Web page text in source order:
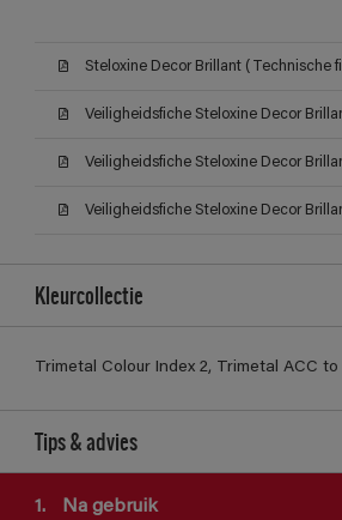
Steloxine Decor Brillant (Technische
Veiligheidsfiche Steloxine Decor
Veiligheidsfiche Steloxine Decor
Veiligheidsfiche Steloxine Decor
Kleurcollectie
Trimetal Colour Index 2, Trimetal ACC to
Tips & advies
1. Na gebruik